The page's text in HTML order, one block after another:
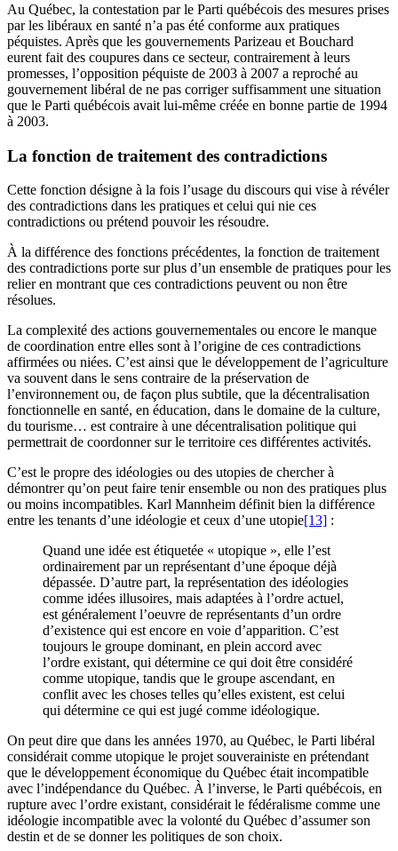
Au Québec, la contestation par le Parti québécois des mesures prises
par les libéraux en santé n’a pas été conforme aux pratiques
péquistes. Après que les gouvernements Parizeau et Bouchard
eurent fait des coupures dans ce secteur, contrairement à leurs
promesses, l’opposition péquiste de 2003 à 2007 a reproché au
gouvernement libéral de ne pas corriger suffisamment une situation
que le Parti québécois avait lui‑même créée en bonne partie de 1994
à 2003.
La fonction de traitement des contradictions
Cette fonction désigne à la fois l’usage du discours qui vise à révéler
des contradictions dans les pratiques et celui qui nie ces
contradictions ou prétend pouvoir les résoudre.
À la différence des fonctions précédentes, la fonction de traitement
des contradictions porte sur plus d’un ensemble de pratiques pour les
relier en montrant que ces contradictions peuvent ou non être
résolues.
La complexité des actions gouvernementales ou encore le manque
de coordination entre elles sont à l’origine de ces contradictions
affirmées ou niées. C’est ainsi que le développement de l’agriculture
va souvent dans le sens contraire de la préservation de
l’environnement ou, de façon plus subtile, que la décentralisation
fonctionnelle en santé, en éducation, dans le domaine de la culture,
du tourisme… est contraire à une décentralisation politique qui
permettrait de coordonner sur le territoire ces différentes activités.
C’est le propre des idéologies ou des utopies de chercher à
démontrer qu’on peut faire tenir ensemble ou non des pratiques plus
ou moins incompatibles. Karl Mannheim définit bien la différence
entre les tenants d’une idéologie et ceux d’une utopie[13] :
Quand une idée est étiquetée « utopique », elle l’est
ordinairement par un représentant d’une époque déjà
dépassée. D’autre part, la représentation des idéologies
comme idées illusoires, mais adaptées à l’ordre actuel,
est généralement l’oeuvre de représentants d’un ordre
d’existence qui est encore en voie d’apparition. C’est
toujours le groupe dominant, en plein accord avec
l’ordre existant, qui détermine ce qui doit être considéré
comme utopique, tandis que le groupe ascendant, en
conflit avec les choses telles qu’elles existent, est celui
qui détermine ce qui est jugé comme idéologique.
On peut dire que dans les années 1970, au Québec, le Parti libéral
considérait comme utopique le projet souverainiste en prétendant
que le développement économique du Québec était incompatible
avec l’indépendance du Québec. À l’inverse, le Parti québécois, en
rupture avec l’ordre existant, considérait le fédéralisme comme une
idéologie incompatible avec la volonté du Québec d’assumer son
destin et de se donner les politiques de son choix.